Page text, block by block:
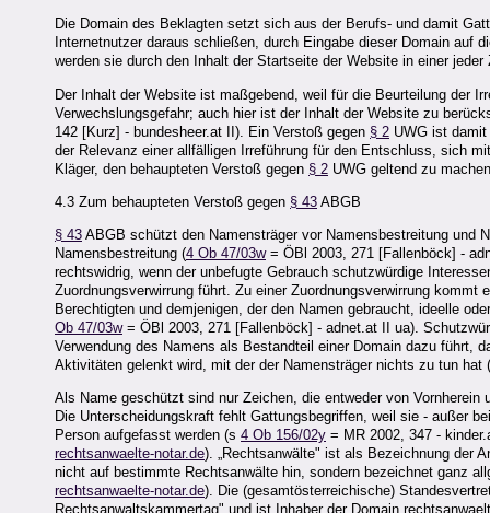
Die Domain des Beklagten setzt sich aus der Berufs- und damit
Internetnutzer daraus schließen, durch Eingabe dieser Domain auf
werden sie durch den Inhalt der Startseite der Website in einer
Der Inhalt der Website ist maßgebend, weil für die Beurteilung der
Verwechslungsgefahr; auch hier ist der Inhalt der Website zu
142 [Kurz] - bundesheer.at II). Ein Verstoß gegen § 2 UWG ist
der Relevanz einer allfälligen Irreführung für den Entschluss, sich
Kläger, den behaupteten Verstoß gegen § 2 UWG geltend zu
4.3 Zum behaupteten Verstoß gegen § 43 ABGB
§ 43 ABGB schützt den Namensträger vor Namensbestreitung und
Namensbestreitung (4 Ob 47/03w= ÖBl 2003, 271 [Fallenböck] -
rechtswidrig, wenn der unbefugte Gebrauch schutzwürdige
Zuordnungsverwirrung führt. Zu einer Zuordnungsverwirrung
Berechtigten und demjenigen, der den Namen gebraucht, ideelle
Ob 47/03w= ÖBl 2003, 271 [Fallenböck] - adnet.at II ua).
Verwendung des Namens als Bestandteil einer Domain dazu führt,
Aktivitäten gelenkt wird, mit der der Namensträger nichts zu tun hat (
Als Name geschützt sind nur Zeichen, die entweder von
Die Unterscheidungskraft fehlt Gattungsbegriffen, weil sie - außer
Person aufgefasst werden (s 4 Ob 156/02y = MR 2002, 347 -
rechtsanwaelte-notar.de). „Rechtsanwälte" ist als Bezeichnung der
nicht auf bestimmte Rechtsanwälte hin, sondern bezeichnet ganz
rechtsanwaelte-notar.de). Die (gesamtösterreichische)
Rechtsanwaltskammertag" und ist Inhaber der Domain